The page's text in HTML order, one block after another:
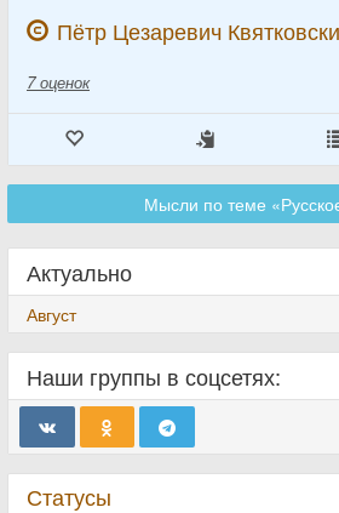
Пётр Цезаревич
7 оценок
Мысли по теме
Актуально
Август
Наши группы в соцсетях:
Статусы